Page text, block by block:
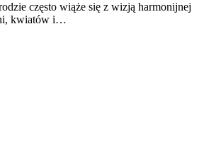
często wiąże się z wizją harmonijnej
kwiatów i…